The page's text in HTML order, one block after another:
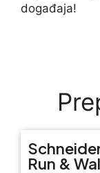
događaja!
Run &